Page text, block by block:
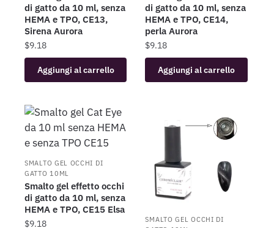
di gatto da 10 ml, senza
HEMA e TPO, CE13,
Sirena Aurora
$9.18
Aggiungi al carrello
di gatto da 10 ml, senza
HEMA e TPO, CE14,
perla Aurora
$9.18
Aggiungi al carrello
SMALTO GEL OCCHI DI
GATTO 10ML
Smalto gel effetto occhi
di gatto da 10 ml, senza
HEMA e TPO, CE15 Elsa
$9.18
SMALTO GEL OCCHI DI